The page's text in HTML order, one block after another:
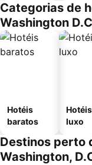
Categorias de
Washington
Hotéis
baratos
luxo
Destinos perto
Washington,